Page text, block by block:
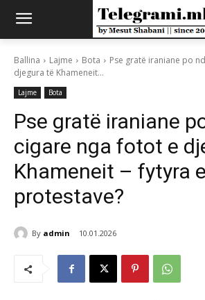
Ballina Lajme Bota
Pse gratë iraniane po
djegura të Khameneit...
Lajme Bota
Pse gratë iraniane
cigare nga fotot e
Khameneit – fytyra
protestave?
By admin 10.01.2026